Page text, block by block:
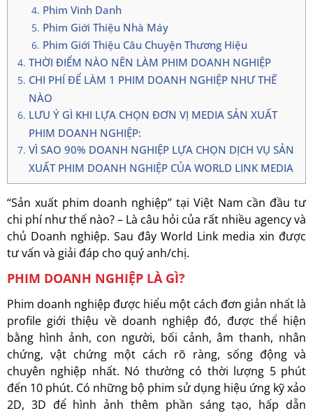
Phim Vinh Danh
Phim Giới Thiệu Nhà Máy
Phim Giới Thiệu Câu Chuyện Thương Hiệu
THỜI ĐIỂM NÀO NÊN LÀM PHIM DOANH NGHIỆP
CHI PHÍ ĐỂ LÀM 1 PHIM DOANH NGHIỆP NHƯ THẾ
NÀO
LƯU Ý GÌ KHI LỰA CHỌN ĐƠN VỊ MEDIA SẢN XUẤT
PHIM DOANH NGHIỆP:
VÌ SAO 90% DOANH NGHIỆP LỰA CHỌN DỊCH VỤ SẢN
XUẤT PHIM DOANH NGHIỆP CỦA WORLD LINK MEDIA
“Sản xuất phim doanh nghiệp” tại Việt Nam cần đầu tư
chi phí như thế nào? – Là câu hỏi của rất nhiều agency và
chủ Doanh nghiệp. Sau đây World Link media xin được
tư vấn và giải đáp cho quý anh/chị.
PHIM DOANH NGHIỆP LÀ GÌ?
Phim doanh nghiệp được hiểu một cách đơn giản nhất là
profile giới thiệu về doanh nghiệp đó, được thể hiện
bằng hình ảnh, con người, bối cảnh, âm thanh, nhân
chứng, vật chứng một cách rõ ràng, sống động và
chuyên nghiệp nhất. Nó thường có thời lượng 5 phút
đến 10 phút. Có những bộ phim sử dụng hiệu ứng kỹ xảo
2D, 3D để hình ảnh thêm phần sáng tạo, hấp dẫn